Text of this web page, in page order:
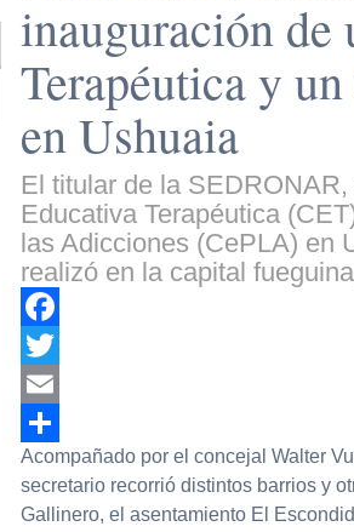
inauguración de
Terapéutica y
en Ushuaia
El titular de la
Educativa Terapéutica
las Adicciones (CePLA) en
realizó en la capital
Facebook
Twitter
Email
Compartir
Acompañado por el concejal Walter
secretario recorrió distintos barrios y
Gallinero, el asentamiento El